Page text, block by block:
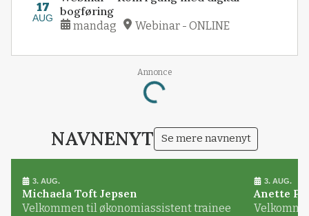
17
AUG
bogføring
mandag Webinar - ONLINE
Annonce
Loading...
NAVNENYT Se mere navnenyt
3. AUG.
Michaela Toft Jepsen
Velkommen til økonomiassistent trainee
3. AUG.
Anette